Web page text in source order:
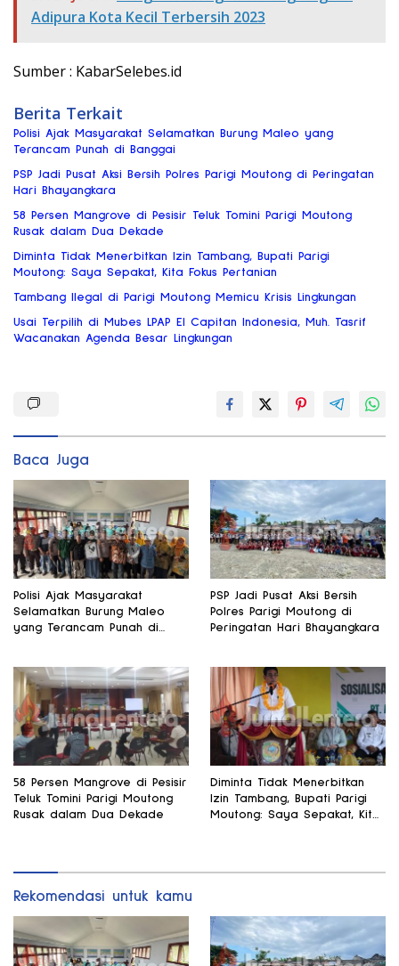
Adipura Kota Kecil Terbersih 2023
Sumber : KabarSelebes.id
Berita Terkait
Polisi Ajak Masyarakat Selamatkan Burung Maleo yang
Terancam Punah di Banggai
PSP Jadi Pusat Aksi Bersih Polres Parigi Moutong di Peringatan
Hari Bhayangkara
58 Persen Mangrove di Pesisir Teluk Tomini Parigi Moutong
Rusak dalam Dua Dekade
Diminta Tidak Menerbitkan Izin Tambang, Bupati Parigi
Moutong: Saya Sepakat, Kita Fokus Pertanian
Tambang Ilegal di Parigi Moutong Memicu Krisis Lingkungan
Usai Terpilih di Mubes LPAP El Capitan Indonesia, Muh. Tasrif
Wacanakan Agenda Besar Lingkungan
Baca Juga
Polisi Ajak Masyarakat
Selamatkan Burung Maleo
yang Terancam Punah di
PSP Jadi Pusat Aksi Bersih
Polres Parigi Moutong di
Peringatan Hari Bhayangkara
58 Persen Mangrove di Pesisir
Teluk Tomini Parigi Moutong
Rusak dalam Dua Dekade
Diminta Tidak Menerbitkan
Izin Tambang, Bupati Parigi
Moutong: Saya Sepakat, Kita
Rekomendasi untuk kamu